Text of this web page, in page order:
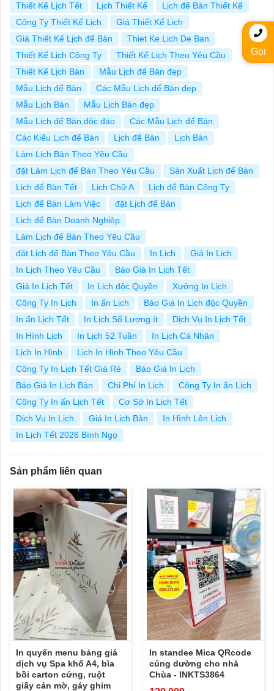
Thiết Kế Lịch Tết
Lịch Thiết Kế
Lịch để Bàn Thiết Kế
Công Ty Thiết Kế Lịch
Giá Thiết Kế Lịch
Giá Thiết Kế Lịch để Bàn
Thiet Ke Lich De Ban
Thiết Kế Lịch Công Ty
Thiết Kế Lịch Theo Yêu Cầu
Thiết Kế Lịch Bàn
Mẫu Lịch để Bàn đẹp
Mẫu Lịch để Bàn
Các Mẫu Lịch để Bàn đẹp
Mẫu Lịch Bàn
Mẫu Lịch Bàn đẹp
Mẫu Lịch để Bàn độc đáo
Các Mẫu Lịch để Bàn
Các Kiểu Lịch để Bàn
Lịch để Bàn
Lịch Bàn
Làm Lịch Bàn Theo Yêu Cầu
đặt Làm Lịch để Bàn Theo Yêu Cầu
Sản Xuất Lịch để Bàn
Lịch để Bàn Tết
Lịch Chữ A
Lịch để Bàn Công Ty
Lịch để Bàn Làm Việc
đặt Lịch để Bàn
Lịch để Bàn Doanh Nghiệp
Làm Lịch để Bàn Theo Yêu Cầu
đặt Lịch để Bàn Theo Yêu Cầu
In Lịch
Giá In Lịch
In Lịch Theo Yêu Cầu
Báo Giá In Lịch Tết
Giá In Lịch Tết
In Lịch độc Quyền
Xưởng In Lịch
Công Ty In Lịch
In ấn Lịch
Báo Giá In Lịch độc Quyền
In ấn Lịch Tết
In Lịch Số Lượng ít
Dịch Vụ In Lịch Tết
In Hình Lịch
In Lịch 52 Tuần
In Lịch Cá Nhân
Lịch In Hình
Lịch In Hình Theo Yêu Cầu
Công Ty In Lịch Tết Giá Rẻ
Báo Giá In Lịch
Báo Giá In Lịch Bàn
Chi Phí In Lịch
Công Ty In ấn Lịch
Công Ty In ấn Lịch Tết
Cơ Sở In Lịch Tết
Dịch Vụ In Lịch
Giá In Lịch Bàn
In Hình Lên Lịch
In Lịch Tết 2026 Bính Ngọ
Sản phẩm liên quan
In quyển menu bảng giá
dịch vụ Spa khổ A4, bìa
bồi carton cứng, ruột
giấy cán mờ, gáy ghim
In standee Mica QRcode
cúng dường cho nhà
Chùa - INKTS3864
Gọi